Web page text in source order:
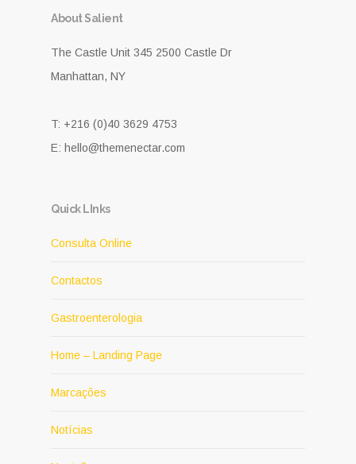
About Salient
The Castle Unit 345 2500 Castle Dr
Manhattan, NY
T: +216 (0)40 3629 4753
E: hello@themenectar.com
Quick LInks
Consulta Online
Contactos
Gastroenterologia
Home – Landing Page
Marcações
Notícias